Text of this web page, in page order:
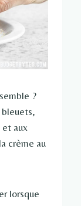
?
bleuets,
et aux
crème au
lorsque